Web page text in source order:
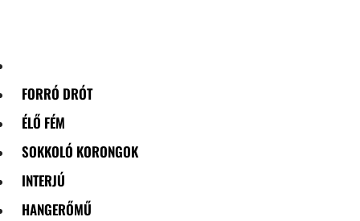
FORRÓ DRÓT
ÉLŐ FÉM
SOKKOLÓ KORONGOK
INTERJÚ
HANGERŐMŰ